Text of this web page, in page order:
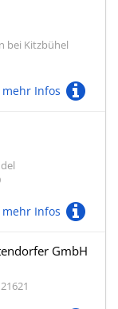
bei Kitzbühel
mehr Infos
mehr Infos
GmbH